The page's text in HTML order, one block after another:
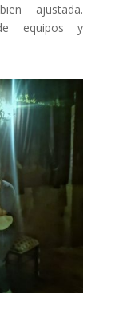
ajustada.
equipos y